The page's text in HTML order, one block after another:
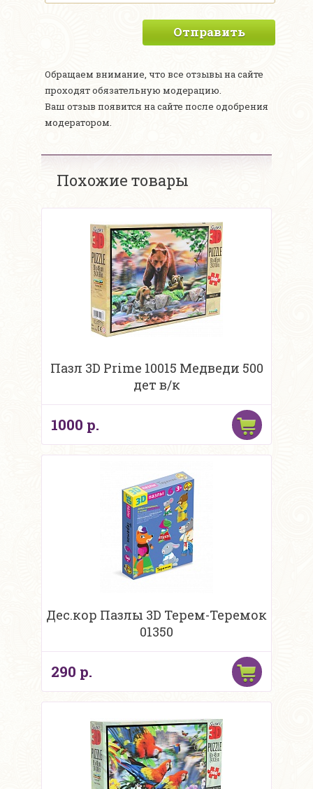
Отправить
Обращаем внимание, что все отзывы на сайте
проходят обязательную модерацию.
Ваш отзыв появится на сайте после одобрения
модератором.
Похожие товары
Пазл 3D Prime 10015 Медведи 500
дет в/к
1000 р.
Дес.кор Пазлы 3D Терем-Теремок
01350
290 р.